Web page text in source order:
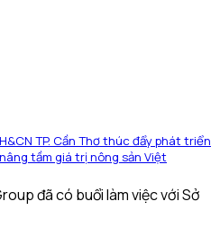
TP. Cần Thơ thúc đẩy phát triển
tầm giá trị nông sản Việt
đã có buổi làm việc với Sở